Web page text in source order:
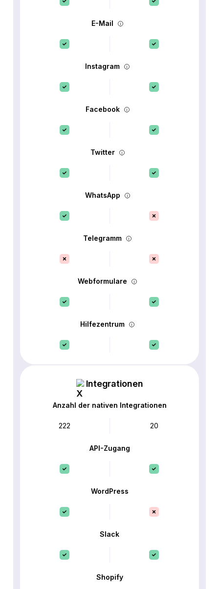
E-Mail
Instagram
Facebook
Twitter
WhatsApp
Telegramm
Webformulare
Hilfezentrum
Integrationen
Anzahl der nativen Integrationen
222 20
API-Zugang
WordPress
Slack
Shopify